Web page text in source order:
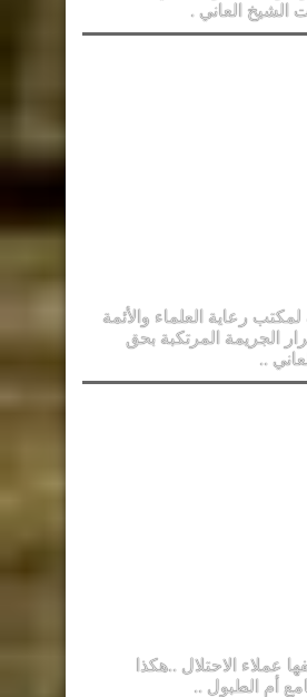
الشيخ العاني .
رعاية العلماء والأئمة
الجريمة المرتكبة بحق
..
عملاء الاحتلال ..هكذا
أم الطبول ..